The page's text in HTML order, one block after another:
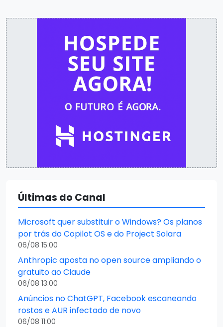
Últimas do Canal
Microsoft quer substituir o Windows? Os planos
por trás do Copilot OS e do Project Solara
06/08 15:00
Anthropic aposta no open source ampliando o
gratuito ao Claude
06/08 13:00
Anúncios no ChatGPT, Facebook escaneando
rostos e AUR infectado de novo
06/08 11:00